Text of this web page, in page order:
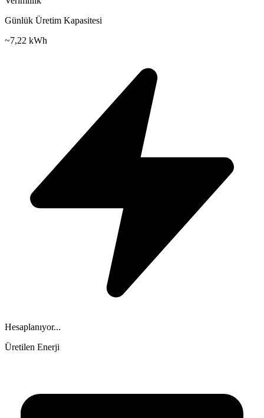
Günlük Üretim Kapasitesi
~7,22 kWh
Hesaplanıyor...
Üretilen Enerji